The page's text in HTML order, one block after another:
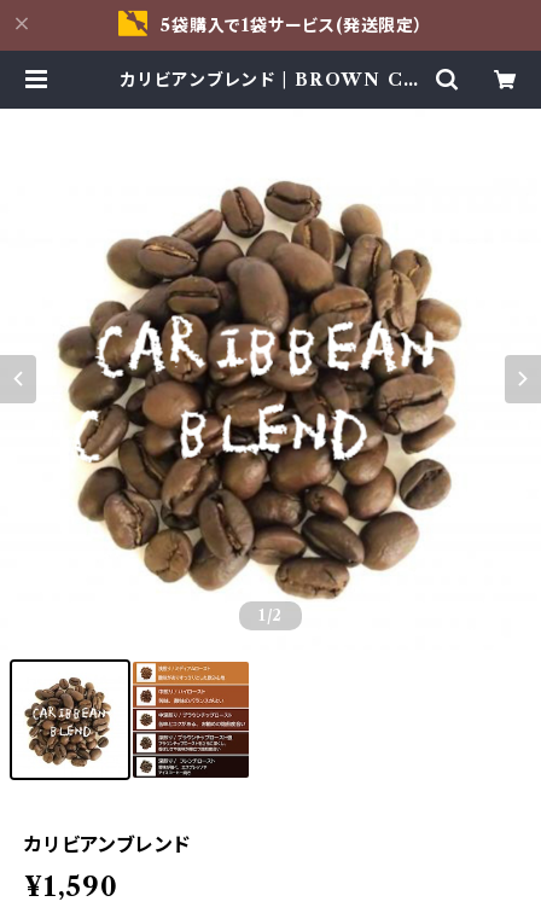
5袋購入で1袋サービス(発送限定）
カリビアンブレンド | BROWN CH
1 /2
カリビアンブレンド
¥1,590